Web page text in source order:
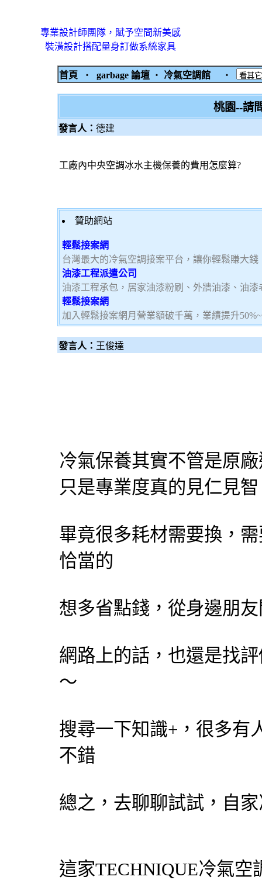
專業設計師團隊，賦予空間新美感
裝潢設計搭配量身訂做系統家具
首頁 ‧ garbage 論壇 ‧ 冷氣空調館 ‧
桃園--請
發言人： 德建
工廠內中央空調冰水主機保養的費用怎麼算?
贊助網站
輕鬆接案網
台灣最大的冷氣空調接案平台，讓你輕鬆賺大
油漆工程派遣公司
油漆工程承包，居家油漆粉刷、外牆油漆、油
輕鬆接案網
加入輕鬆接案網月營業額破千萬，業績提升
發言人： 王俊達
冷氣保養其實不管是原
只是專業度真的見仁見智
畢竟很多耗材需要換，
恰當的
想多省點錢，從身邊朋
網路上的話，也還是找
～
搜尋一下知識+，很多有
不錯
總之，去聊聊試試，自
這家TECHNIQUE冷氣空